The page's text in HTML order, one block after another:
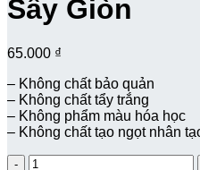
Sấy Giòn
65.000 ₫
– Không chất bảo quản
– Không chất tẩy trắng
– Không phẩm màu hóa học
– Không chất tạo ngọt nhân
Quantity